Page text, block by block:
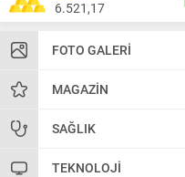
6.521,17
FOTO GALERI
MAGAZIN
SAĞLIK
TEKNOLOJI